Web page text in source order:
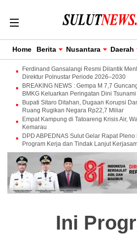
Home Berita Nusantara Daerah
Ferdinand Gansalangi Resmi Dilantik
Direktur Polnustar Periode 2026–2030
BREAKING NEWS : Gempa M 7,7
BMKG Keluarkan Peringatan Dini Tsunami
Bupati Sitaro Ditahan, Dugaan Korupsi
Ruang Rugikan Negara Rp22,7 Miliar
Empat Kampung di Tatoareng Krisis Air,
Kemarau
DPD ABPEDNAS Sulut Gelar Rapat
Program Kerja dan Tindak Lanjut
Ini